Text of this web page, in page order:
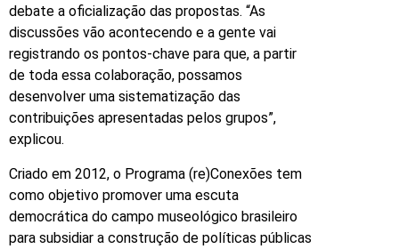
debate a oficialização das propostas. “As
discussões vão acontecendo e a gente vai
registrando os pontos-chave para que, a partir
de toda essa colaboração, possamos
desenvolver uma sistematização das
contribuições apresentadas pelos grupos”,
explicou.
Criado em 2012, o Programa (re)Conexões tem
como objetivo promover uma escuta
democrática do campo museológico brasileiro
para subsidiar a construção de políticas públicas